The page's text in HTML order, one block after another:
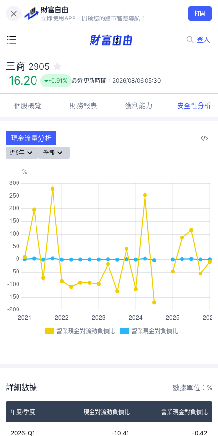
財富自由
立即使用APP，開啟您的股市智慧導航！
打開
登入
16.20
-0.91%
三商 2905
16.20 -0.91% 最近更新時間： 2026/08/06 05:30
個股概覽 財務報表 獲利能力 安全性分析
現金流量分析
近5年 季報
營業現金對流動負債比 營業現金對負債比
詳細數據 數據單位：%
年度/季度 營業現金對流動負債比 營業現金對負債比
2026-Q1 -10.41 -0.42